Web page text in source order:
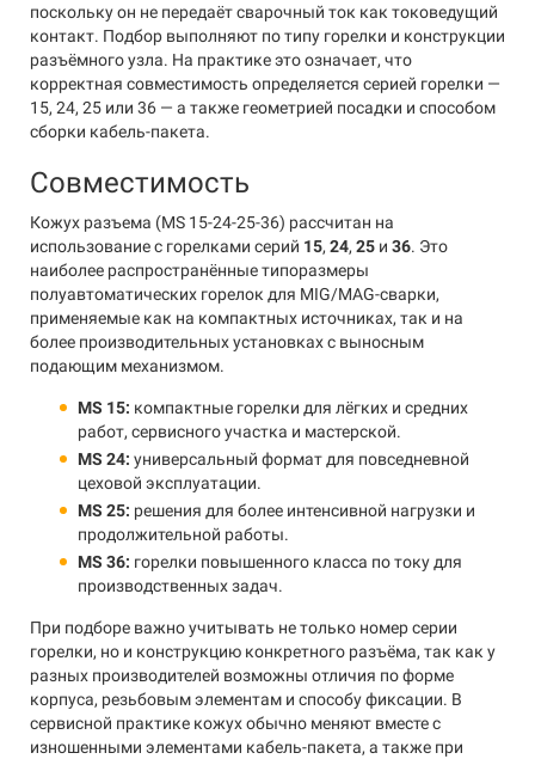
поскольку он не передаёт сварочный ток как токоведущий
контакт. Подбор выполняют по типу горелки и конструкции
разъёмного узла. На практике это означает, что
корректная совместимость определяется серией горелки —
15, 24, 25 или 36 — а также геометрией посадки и способом
сборки кабель-пакета.
Совместимость
Кожух разъема (MS 15-24-25-36) рассчитан на
использование с горелками серий 15, 24, 25 и 36. Это
наиболее распространённые типоразмеры
полуавтоматических горелок для MIG/MAG-сварки,
применяемые как на компактных источниках, так и на
более производительных установках с выносным
подающим механизмом.
MS 15: компактные горелки для лёгких и средних
работ, сервисного участка и мастерской.
MS 24: универсальный формат для повседневной
цеховой эксплуатации.
MS 25: решения для более интенсивной нагрузки и
продолжительной работы.
MS 36: горелки повышенного класса по току для
производственных задач.
При подборе важно учитывать не только номер серии
горелки, но и конструкцию конкретного разъёма, так как у
разных производителей возможны отличия по форме
корпуса, резьбовым элементам и способу фиксации. В
сервисной практике кожух обычно меняют вместе с
изношенными элементами кабель-пакета, а также при